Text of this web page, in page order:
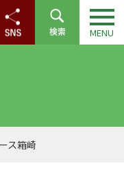
ス箱崎